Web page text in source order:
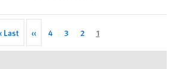
Current
1
Page
2
Page
3
Page
4
Next
page
››
Last
page
Last »